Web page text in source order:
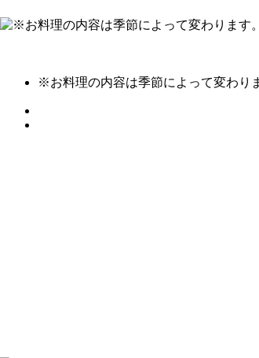
※お料理の内容は季節によって変わり